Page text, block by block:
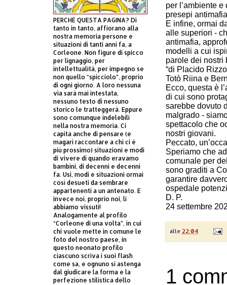
per l’ambiente
presepi
E infine, ormai
alle superiori -
antimafia,
modelli a cui
parole dei nostri
“di Placido
Totò Riina e
Ecco, questa è
di cui sono
sarebbe dovuto
malgrado -
spettacolo che
nostri giovani.
Peccato,
Speriamo che
comunale per
sono graditi a
garantire
ospedale
D. P.
24 settembre
alle 22:04
1
PERCHÈ QUESTA PAGINA? Di
tanto in tanto, affiorano alla
nostra memoria persone e
situazioni di tanti anni fa, a
Corleone. Non figure di spicco
per lignaggio, per
intellettualità, per impegno se
non quello “spicciolo”, proprio
di ogni giorno. A loro nessuna
via sarà mai intestata,
nessuno testo di nessuno
storico le tratteggerà. Eppure
sono comunque indelebili
nella nostra memoria. Ci
capita anche di pensare (e
magari raccontare a chi ci è
più prossimo) situazioni e modi
di vivere di quando eravamo
bambini, di decenni e decenni
fa. Usi, modi e situazioni ormai
così desueti da sembrare
appartenenti a un antenato. E
invece noi, proprio noi, li
abbiamo vissuti!
Analogamente al profilo
“Corleone di una volta”, in cui
chi vuole mette in comune le
foto del nostro paese, in
questo neonato profilo
ciascuno scriva i suoi flash
come sa, e ognuno si astenga
dal giudicare la forma e la
perfezione stilistica dello